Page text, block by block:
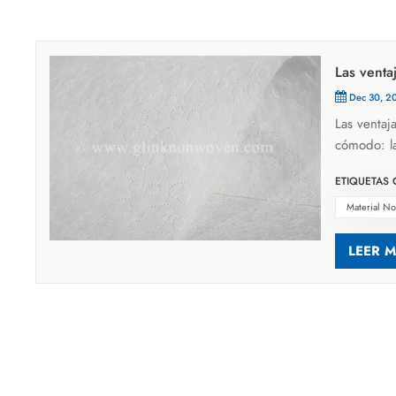
Las
Dec 30,
Las
cómodo:
perforado
tiene alta
Material
ETIQUETAS
Material
LEER